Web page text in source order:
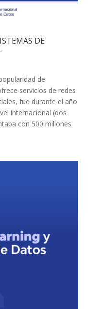
DE
de
servicios de redes
fue durante el año
internacional (dos
con 500 millones